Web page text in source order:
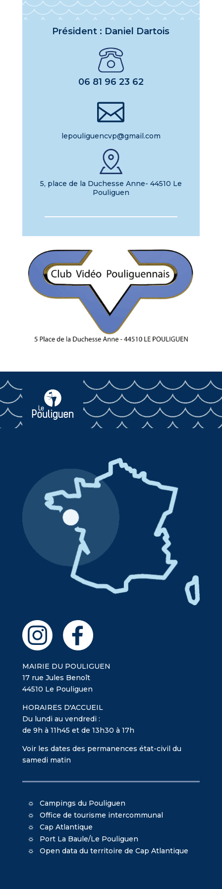
Président : Daniel Dartois
06 81 96 23 62

lepouliguencvp@gmail.com
5, place de la Duchesse Anne- 44510 Le
Pouliguen
MAIRIE DU POULIGUEN
17 rue Jules Benoît
44510 Le Pouliguen
HORAIRES D'ACCUEIL
Du lundi au vendredi :
de 9h à 11h45 et de 13h30 à 17h
Voir les dates des permanences état-civil du
samedi matin
Campings du Pouliguen
Office de tourisme intercommunal
Cap Atlantique
Port La Baule/Le Pouliguen
Open data du territoire de Cap Atlantique